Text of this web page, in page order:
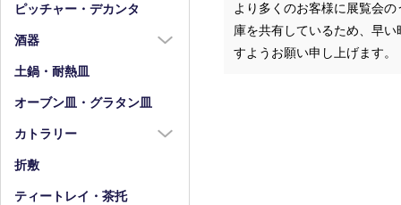
より多くのお客様に展覧会
庫を共有しているため、早
すようお願い申し上げます。
ピッチャー・デカンタ
酒器
酒器全商品
徳利
土鍋・耐熱皿
オーブン皿・グラタン皿
カトラリー
カトラリー全商品
箸
折敷
ティートレイ・茶托